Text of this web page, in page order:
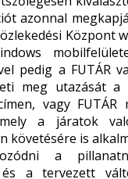
azonnal
Központ
pedig a FUTÁR
meg utazását a
vagy FUTÁR
a járatok
követésére is
a
és a tervezett